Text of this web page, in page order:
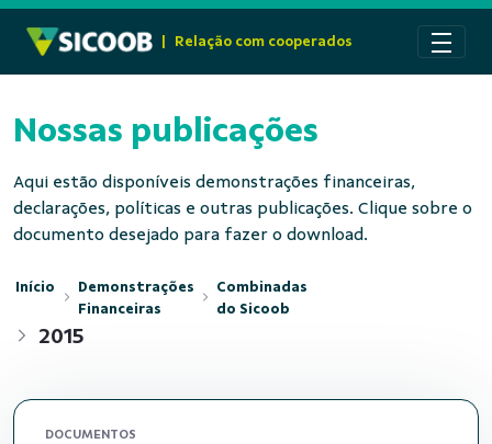
Relação com cooperados
Nossas publicações
Aqui estão disponíveis demonstrações financeiras,
declarações, políticas e outras publicações. Clique sobre o
documento desejado para fazer o download.
Início
Demonstrações
Financeiras
Combinadas
do Sicoob
2015
DOCUMENTOS